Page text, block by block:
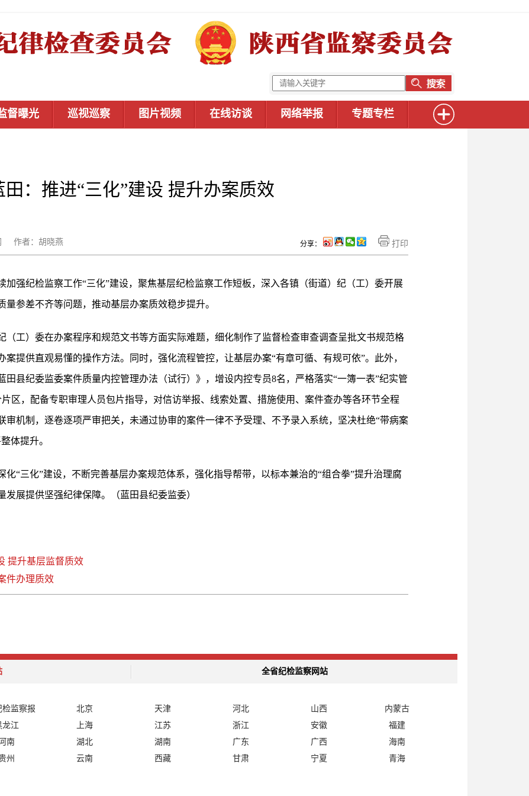
督曝光 巡视巡察 图片视频 在线访谈 网络举报 专题专栏
田：推进“三化”建设 提升办案质效
作者：胡晓燕 打印
分享：
加强纪检监察工作“三化”建设，聚焦基层纪检监察工作短板，深入各镇（街道）纪（工）委开展
参差不齐等问题，推动基层办案质效稳步提升。
（工）委在办案程序和规范文书等方面实际难题，细化制作了监督检查审查调查呈批文书规范格
提供直观易懂的操作方法。同时，强化流程管控，让基层办案“有章可循、有规可依”。此外，
田县纪委监委案件质量内控管理办法（试行）》，增设内控专员8名，严格落实“一簿一表”纪实管
区，配备专职审理人员包片指导，对信访举报、线索处置、措施使用、案件查办等各环节全程
审机制，逐卷逐项严审把关，未通过协审的案件一律不予受理、不予录入系统，坚决杜绝“带病案
体提升。
化“三化”建设，不断完善基层办案规范体系，强化指导帮带，以标本兼治的“组合拳”提升治理腐
展提供坚强纪律保障。（蓝田县纪委监委）
提升基层监督质效
件办理质效
全省纪检监察网站
检监察报 北京 天津 河北 山西
内蒙古
龙江 上海 江苏 浙江 安徽
福建
南 湖北 湖南 广东 广西
海南
州 云南 西藏 甘肃 宁夏
青海